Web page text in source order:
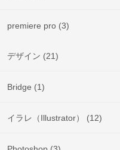
premiere pro (3)
デザイン (21)
Bridge (1)
イラレ（Illustrator） (12)